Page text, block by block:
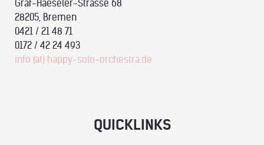
Graf-Haeseler-Strasse 68
28205, Bremen
0421 / 21 48 71
0172 / 42 24 493
info (at) happy-solo-orchestra.de
QUICKLINKS